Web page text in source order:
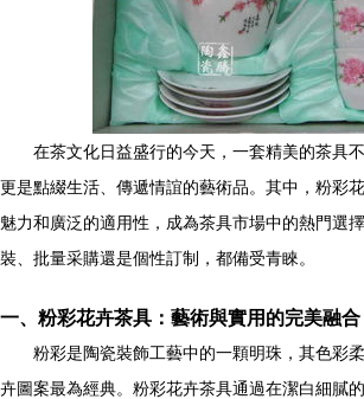
在茶文化日益盛行的今天，一套精美的茶具
更是點綴生活、傳遞情誼的藝術品。其中，粉彩
魅力和廣泛的適用性，成為茶具市場中的熱門選
裝、批量采購還是個性訂制，都備受青睞。
一、粉彩花卉茶具：藝術與實用的完美融合
粉彩是陶瓷裝飾工藝中的一顆明珠，其色彩
卉圖案最為經典。粉彩花卉茶具通過在潔白細膩